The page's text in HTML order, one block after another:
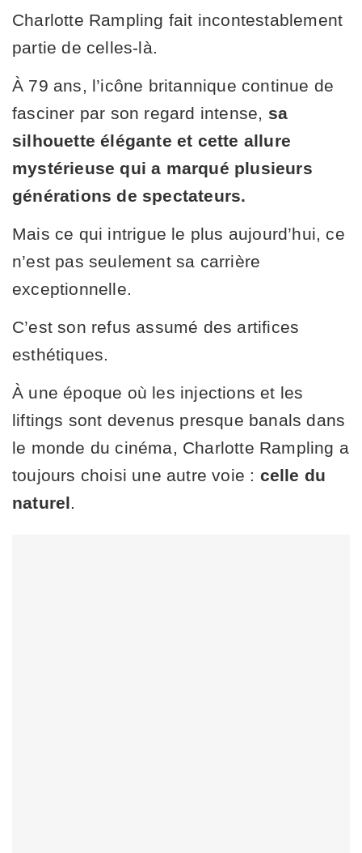
Charlotte Rampling fait incontestablement
partie de celles-là.
À 79 ans, l’icône britannique continue de
fasciner par son regard intense,
sa
silhouette élégante et cette allure
mystérieuse qui a marqué plusieurs
générations de spectateurs.
Mais ce qui intrigue le plus aujourd’hui, ce
n’est pas seulement sa carrière
exceptionnelle.
C’est son refus assumé des artifices
esthétiques.
À une époque où les injections et les
liftings sont devenus presque banals dans
le monde du cinéma, Charlotte Rampling a
toujours choisi une autre voie : celle du
naturel